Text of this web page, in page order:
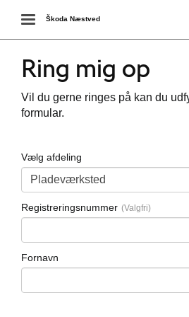
Toggle
navigation
Škoda Næstved
Ring mig op
Vil du gerne ringes på kan du
formular.
Vælg afdeling
Registreringsnummer
Fornavn